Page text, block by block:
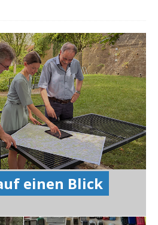
einen Blick